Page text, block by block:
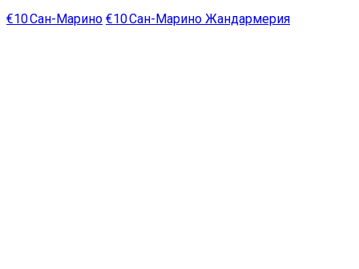
€10 Сан-Марино €10 Сан-Марино Жандармерия